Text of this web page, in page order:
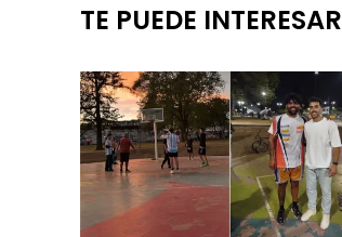
TE PUEDE INTERESAR